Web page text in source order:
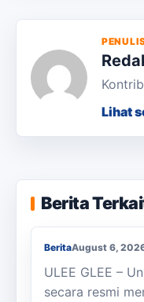
Lihat
Berita
KKN Usai, KOSI
Masyarakat
BeritaAugust 6,
ULEE GLEE –
secara resmi